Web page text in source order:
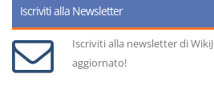
Iscriviti alla Newsletter
Iscriviti alla newsletter di
aggiornato!